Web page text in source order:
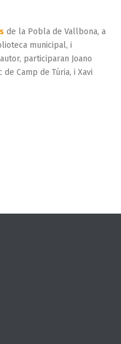
de la Pobla de Vallbona, a
municipal, i
participaran Joano
Camp de Túria, i Xavi